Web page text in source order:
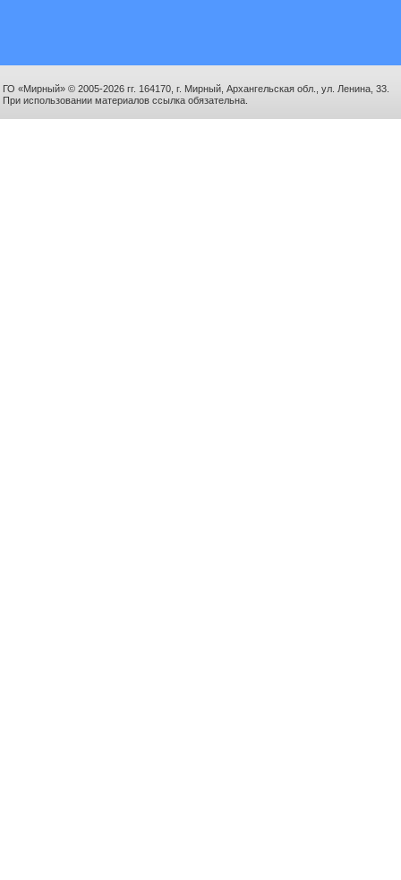
ГО «Мирный» © 2005-2026 гг. 164170, г. Мирный, Архангельская обл., ул. Ленина, 33.
При использовании материалов ссылка обязательна.